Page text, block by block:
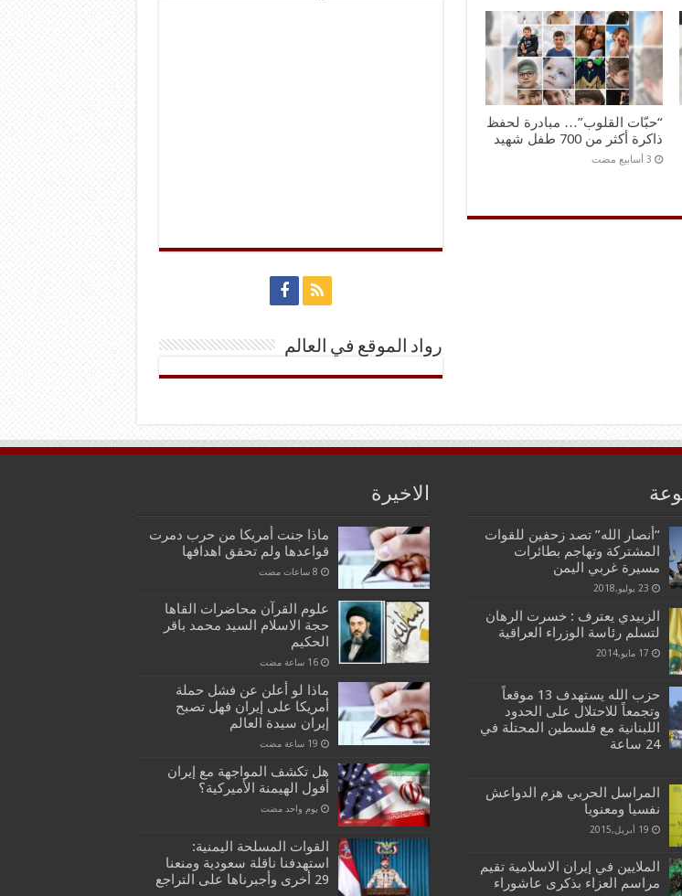
“حبّات القلوب”… مبادرة لحفظ
ذاكرة أكثر من 700 طفل شهيد
رواد الموقع في العالم
“أنصار الله” تصد زحفين للقوات
المشتركة وتهاجم بطائرات
مسيرة غربي اليمن
23 يوليو,2018
الزبيدي يعترف : خسرت الرهان
لتسلم رئاسة الوزراء العراقية
17 مايو,2014
حزب الله يستهدف 13 موقعاً
وتجمعاً للاحتلال على الحدود
اللبنانية مع فلسطين المحتلة في
24 ساعة
المراسل الحربي هزم الدواعش
نفسيا ومعنويا
19 أبريل,2015
الملايين في إيران الاسلامية تقيم
مراسم العزاء بذكرى عاشوراء
الاخيرة
ماذا جنت أمريكا من حرب دمرت
قواعدها ولم تحقق اهدافها
علوم القرآن محاضرات القاها
حجة الاسلام السيد محمد باقر
الحكيم
ماذا لو أعلن عن فشل حملة
أمريكا على إيران فهل تصبح
إيران سيدة العالم
هل تكشف المواجهة مع إيران
أفول الهيمنة الأميركية؟
‏يوم واحد مضت
القوات المسلحة اليمنية:
استهدفنا ناقلة سعودية ومنعنا
29 أخرى وأجبرناها على التراجع